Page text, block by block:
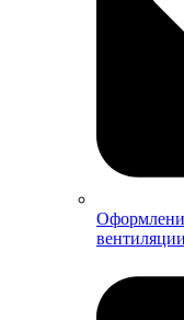
вентиляции